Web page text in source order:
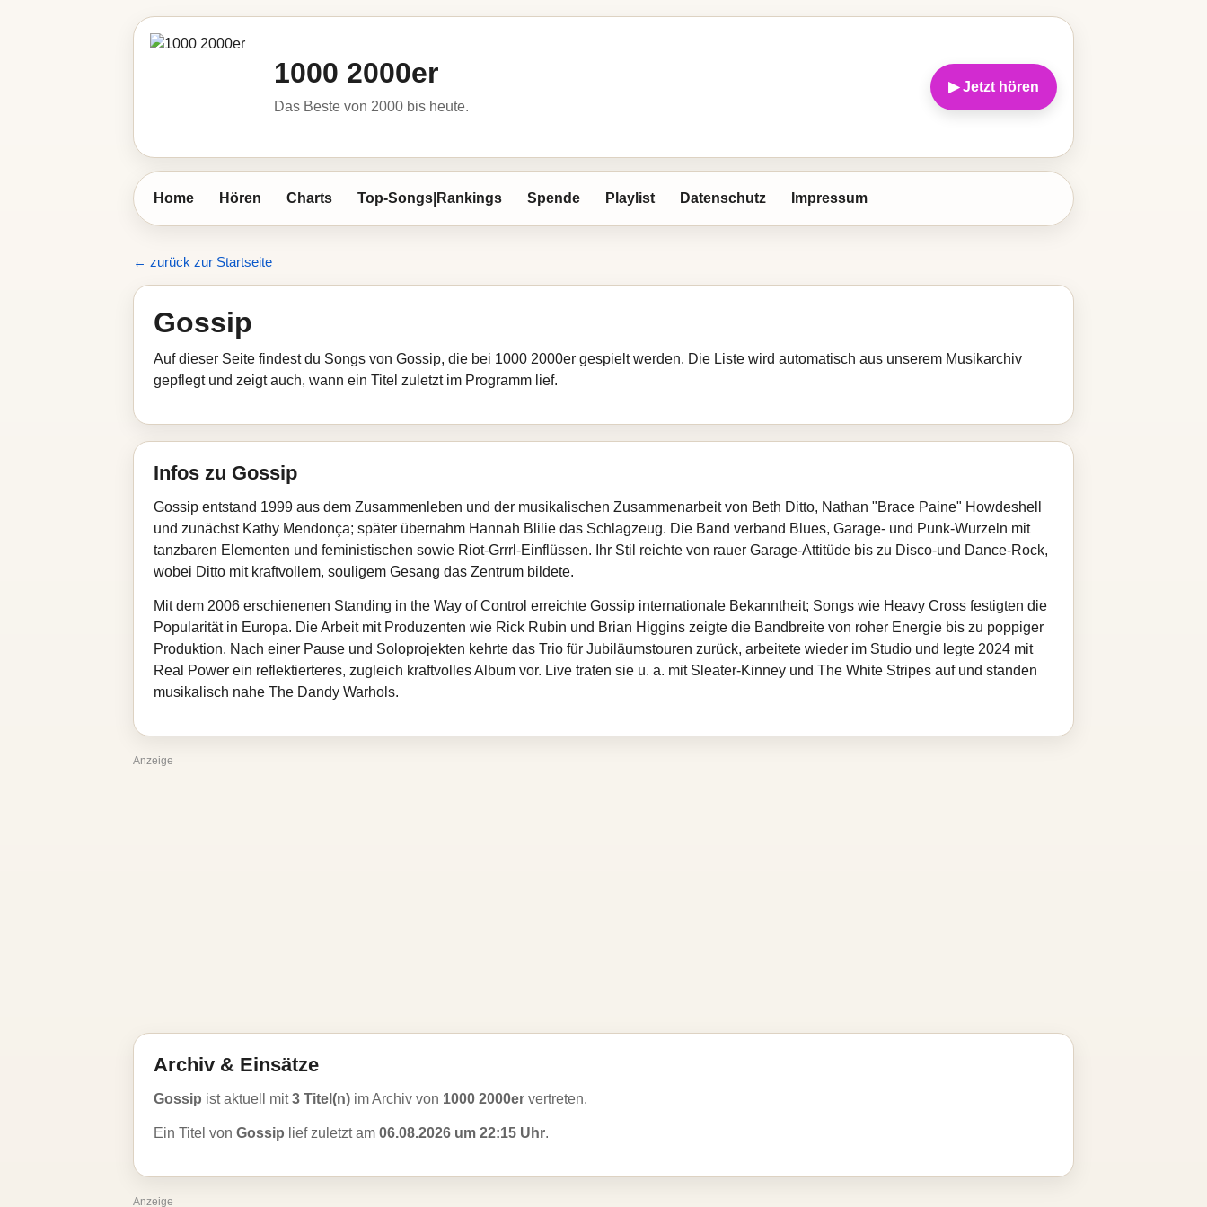
1000 2000er
Das Beste von 2000 bis heute.
▶ Jetzt hören
Home Hören Charts Top-Songs|Rankings Spende Playlist Datenschutz Impressum
← zurück zur Startseite
Gossip
Auf dieser Seite findest du Songs von Gossip, die bei 1000 2000er gespielt werden. Die Liste wird automatisch aus unserem Musikarchiv
gepflegt und zeigt auch, wann ein Titel zuletzt im Programm lief.
Infos zu Gossip
Gossip entstand 1999 aus dem Zusammenleben und der musikalischen Zusammenarbeit von Beth Ditto, Nathan "Brace Paine" Howdeshell
und zunächst Kathy Mendonça; später übernahm Hannah Blilie das Schlagzeug. Die Band verband Blues, Garage‑ und Punk‑Wurzeln mit
tanzbaren Elementen und feministischen sowie Riot‑Grrrl‑Einflüssen. Ihr Stil reichte von rauer Garage‑Attitüde bis zu Disco‑und Dance‑Rock,
wobei Ditto mit kraftvollem, souligem Gesang das Zentrum bildete.
Mit dem 2006 erschienenen Standing in the Way of Control erreichte Gossip internationale Bekanntheit; Songs wie Heavy Cross festigten die
Popularität in Europa. Die Arbeit mit Produzenten wie Rick Rubin und Brian Higgins zeigte die Bandbreite von roher Energie bis zu poppiger
Produktion. Nach einer Pause und Soloprojekten kehrte das Trio für Jubiläumstouren zurück, arbeitete wieder im Studio und legte 2024 mit
Real Power ein reflektierteres, zugleich kraftvolles Album vor. Live traten sie u. a. mit Sleater‑Kinney und The White Stripes auf und standen
musikalisch nahe The Dandy Warhols.
Anzeige
Archiv & Einsätze
Gossip ist aktuell mit3 Titel(n) im Archiv von 1000 2000er vertreten.
Ein Titel von Gossip lief zuletzt am 06.08.2026 um 22:15 Uhr.
Anzeige